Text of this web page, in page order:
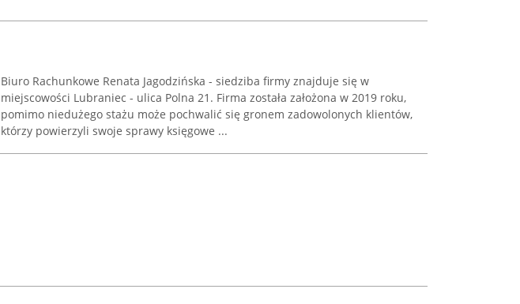
Biuro Rachunkowe Renata Jagodzińska - siedziba firmy znajduje się w
miejscowości Lubraniec - ulica Polna 21. Firma została założona w 2019 roku,
pomimo niedużego stażu może pochwalić się gronem zadowolonych klientów,
którzy powierzyli swoje sprawy księgowe ...